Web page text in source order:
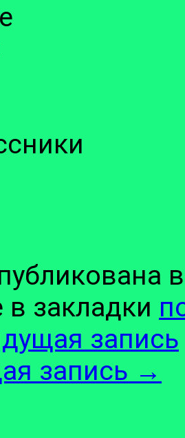
в закладки
запись
запись →